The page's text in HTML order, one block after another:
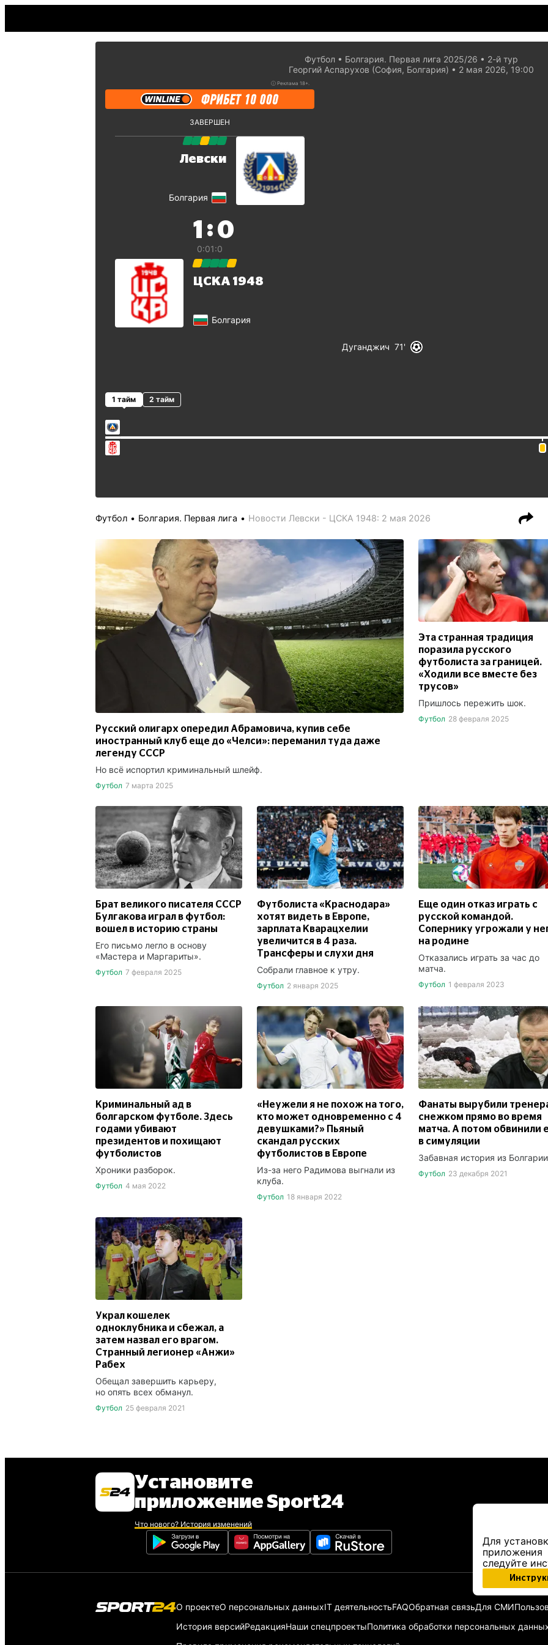
Футбол Болгария. Первая лига 2025/26
2-й тур
Георгий Аспарухов (София, Болгария)
2 мая 2026, 19:00
ⓘ Реклама 18+.
ЗАВЕРШЕН
Левски
Болгария
1 : 0
0:01:0
ЦСКА 1948
Болгария
Дуганджич 71
1 тайм 2 тайм
Футбол Болгария. Первая лига Новости Левски - ЦСКА 1948: 2 мая 2026
Русский олигарх опередил Абрамовича, купив себе
иностранный клуб еще до «Челси»: переманил туда даже
легенду СССР
Но всё испортил криминальный шлейф.
Футбол 7 марта 2025
Эта странная традиция
поразила русского
футболиста за границей.
«Ходили все вместе без
трусов»
Пришлось пережить шок.
Футбол 28 февраля 2025
Брат великого писателя СССР
Булгакова играл в футбол:
вошел в историю страны
Его письмо легло в основу
«Мастера и Маргариты».
Футбол 7 февраля 2025
Футболиста «Краснодара»
хотят видеть в Европе,
зарплата Кварацхелии
увеличится в 4 раза.
Трансферы и слухи дня
Собрали главное к утру.
Футбол 2 января 2025
Еще один отказ играть с
русской командой.
Сопернику угрожали у
на родине
Отказались играть за час до
матча.
Футбол 1 февраля 2023
Криминальный ад в
болгарском футболе. Здесь
годами убивают
президентов и похищают
футболистов
Хроники разборок.
Футбол 4 мая 2022
«Неужели я не похож на того,
кто может одновременно с 4
девушками?» Пьяный
скандал русских
футболистов в Европе
Из-за него Радимова выгнали из
клуба.
Футбол 18 января 2022
Фанаты вырубили
снежком прямо во время
матча. А потом обвинили
в симуляции
Забавная история из
Футбол 23 декабря 2021
Украл кошелек
одноклубника и сбежал, а
затем назвал его врагом.
Странный легионер «Анжи»
Рабех
Обещал завершить карьеру,
но опять всех обманул.
Футбол 25 февраля 2021
Установите
приложение Sport24
Что нового? История изменений
Для
приложения
следуйте
О проектеО персональных данныхIT деятельностьFAQОбратная связьДля СМИ
История версийРедакцияНаши спецпроектыПолитика обработки персональных